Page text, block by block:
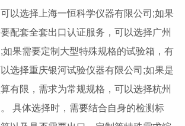
以选择上海一恒科学仪器有限公司;如果
配套全套出口认证服务，可以选择广州
如果需要定制大型特殊规格的试验箱，有
选择重庆银河试验仪器有限公司;如果是
有限，需求为常规规格，可以选择杭州
具体选择时，需要结合自身的检测标